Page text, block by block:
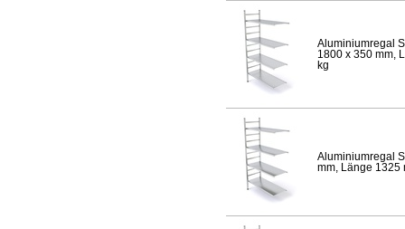
Aluminiumregal
1800 x 350 mm,
kg
Aluminiumregal
mm, Länge 1325